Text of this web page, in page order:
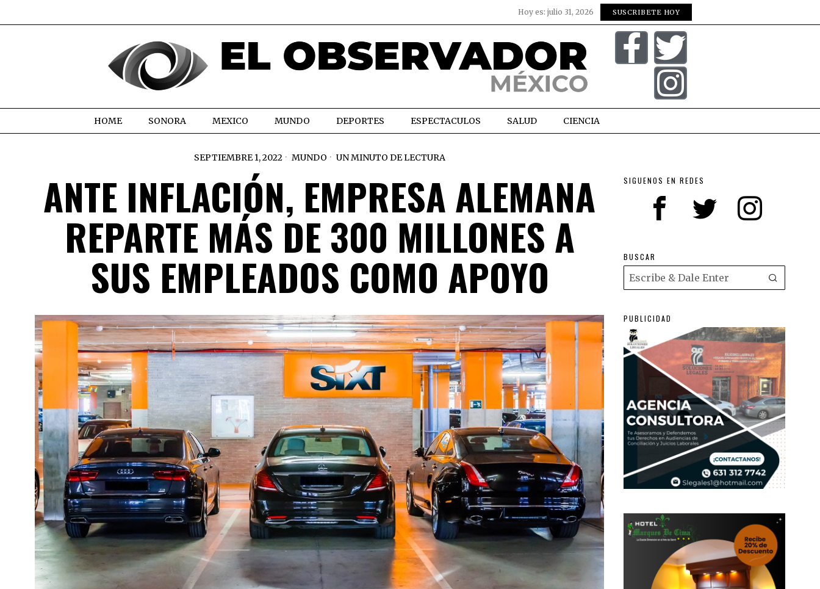
Hoy es: julio 31, 2026 SUSCRIBETE HOY
HOME SONORA MEXICO MUNDO DEPORTES ESPECTACULOS SALUD CIENCIA
SEPTIEMBRE 1, 2022 MUNDO UN MINUTO DE LECTURA
ANTE INFLACIÓN, EMPRESA ALEMANA
REPARTE MÁS DE 300 MILLONES A
SUS EMPLEADOS COMO APOYO
SIGUENOS EN REDES
BUSCAR
PUBLICIDAD